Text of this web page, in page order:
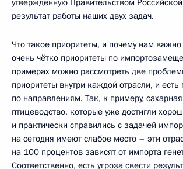
результат работы наших двух задач.
Что такое приоритеты, и почему нам важно
очень чётко приоритеты по
примерах можно рассмотреть две
приоритеты внутри каждой отрасли, и есть
по направлениям. Так, к примеру,
птицеводство, которые уже достигли
и практически справились с задачей
на сегодня имеют слабое место – эти
на 100 процентов зависят от импорта
Соответственно, есть угроза свести